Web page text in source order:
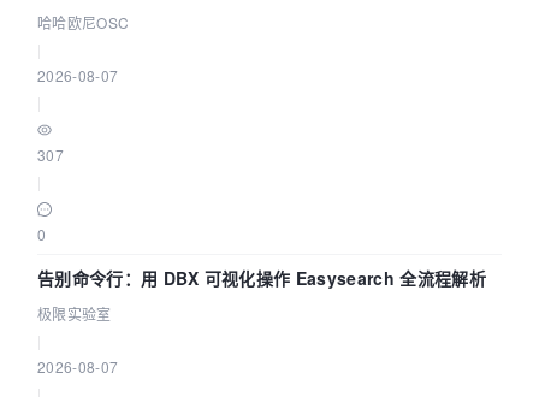
智能 Agent 应用
哈哈欧尼OSC
2026-08-07
307
0
告别命令行：用 DBX 可视化操作 Easysearch 全流程解析
极限实验室
2026-08-07